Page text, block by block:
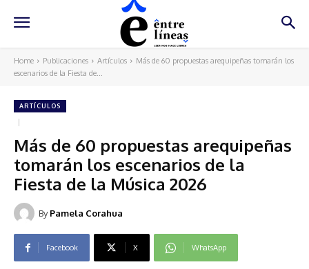
Home Publicaciones Artículos
Más de 60 propuestas arequipeñas tomarán los
escenarios de la Fiesta de...
ARTÍCULOS
Más de 60 propuestas arequipeñas
tomarán los escenarios de la
Fiesta de la Música 2026
By Pamela Corahua
Facebook X WhatsApp